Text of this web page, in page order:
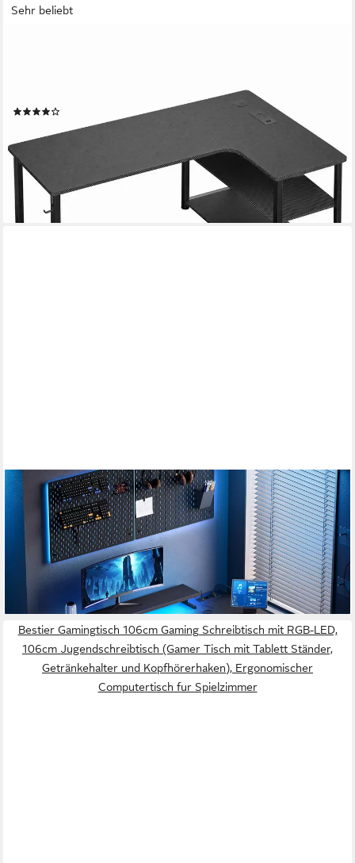
Sehr beliebt
Computertisch L Form, PC Tisch für Büro, Heimbüro
UVP199,99 €
nur diesen Monat
-65%
lieferbar - in 4-5 Werktagen bei dir
ODK
Gamingtisch L Form mit LED-Beleuchtung und integrierter
Steckdose (1-St), 120cm Schwarz Eckschreibtisch mit
Monitorständer und Stauraum
92,04 € UVP171,99 €
lieferbar - in 3-4 Werktagen bei dir
Bestier Gamingtisch 106cm Gaming Schreibtisch mit RGB-LED,
106cm Jugendschreibtisch (Gamer Tisch mit Tablett Ständer,
Getränkehalter und Kopfhörerhaken), Ergonomischer
Computertisch fur Spielzimmer